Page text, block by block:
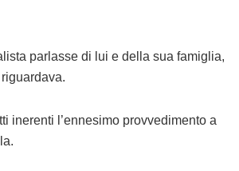
parlasse di lui e della sua famiglia,
inerenti l’ennesimo provvedimento a